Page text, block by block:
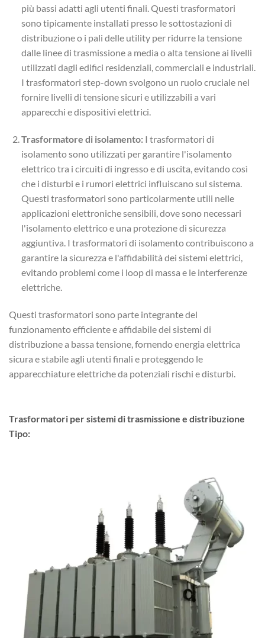
più bassi adatti agli utenti finali. Questi trasformatori
sono tipicamente installati presso le sottostazioni di
distribuzione o i pali delle utility per ridurre la tensione
dalle linee di trasmissione a media o alta tensione ai livelli
utilizzati dagli edifici residenziali, commerciali e industriali.
I trasformatori step-down svolgono un ruolo cruciale nel
fornire livelli di tensione sicuri e utilizzabili a vari
apparecchi e dispositivi elettrici.
Trasformatore di isolamento:I trasformatori di
isolamento sono utilizzati per garantire l'isolamento
elettrico tra i circuiti di ingresso e di uscita, evitando così
che i disturbi e i rumori elettrici influiscano sul sistema.
Questi trasformatori sono particolarmente utili nelle
applicazioni elettroniche sensibili, dove sono necessari
l'isolamento elettrico e una protezione di sicurezza
aggiuntiva. I trasformatori di isolamento contribuiscono a
garantire la sicurezza e l'affidabilità dei sistemi elettrici,
evitando problemi come i loop di massa e le interferenze
elettriche.
Questi trasformatori sono parte integrante del
funzionamento efficiente e affidabile dei sistemi di
distribuzione a bassa tensione, fornendo energia elettrica
sicura e stabile agli utenti finali e proteggendo le
apparecchiature elettriche da potenziali rischi e disturbi.
Trasformatori per sistemi di trasmissione e distribuzione
Tipo: